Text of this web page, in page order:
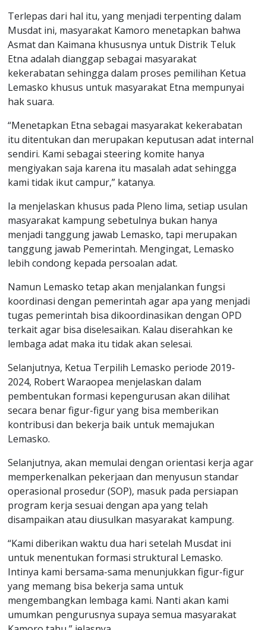
Terlepas dari hal itu, yang menjadi terpenting dalam
Musdat ini, masyarakat Kamoro menetapkan bahwa
Asmat dan Kaimana khususnya untuk Distrik Teluk
Etna adalah dianggap sebagai masyarakat
kekerabatan sehingga dalam proses pemilihan Ketua
Lemasko khusus untuk masyarakat Etna mempunyai
hak suara.
“Menetapkan Etna sebagai masyarakat kekerabatan
itu ditentukan dan merupakan keputusan adat internal
sendiri. Kami sebagai steering komite hanya
mengiyakan saja karena itu masalah adat sehingga
kami tidak ikut campur,” katanya.
Ia menjelaskan khusus pada Pleno lima, setiap usulan
masyarakat kampung sebetulnya bukan hanya
menjadi tanggung jawab Lemasko, tapi merupakan
tanggung jawab Pemerintah. Mengingat, Lemasko
lebih condong kepada persoalan adat.
Namun Lemasko tetap akan menjalankan fungsi
koordinasi dengan pemerintah agar apa yang menjadi
tugas pemerintah bisa dikoordinasikan dengan OPD
terkait agar bisa diselesaikan. Kalau diserahkan ke
lembaga adat maka itu tidak akan selesai.
Selanjutnya, Ketua Terpilih Lemasko periode 2019-
2024, Robert Waraopea menjelaskan dalam
pembentukan formasi kepengurusan akan dilihat
secara benar figur-figur yang bisa memberikan
kontribusi dan bekerja baik untuk memajukan
Lemasko.
Selanjutnya, akan memulai dengan orientasi kerja agar
memperkenalkan pekerjaan dan menyusun standar
operasional prosedur (SOP), masuk pada persiapan
program kerja sesuai dengan apa yang telah
disampaikan atau diusulkan masyarakat kampung.
“Kami diberikan waktu dua hari setelah Musdat ini
untuk menentukan formasi struktural Lemasko.
Intinya kami bersama-sama menunjukkan figur-figur
yang memang bisa bekerja sama untuk
mengembangkan lembaga kami. Nanti akan kami
umumkan pengurusnya supaya semua masyarakat